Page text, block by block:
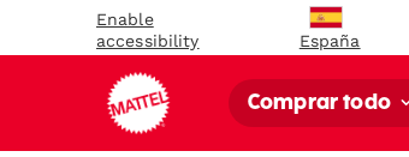
Enable
accessibility
España
Comprar todo